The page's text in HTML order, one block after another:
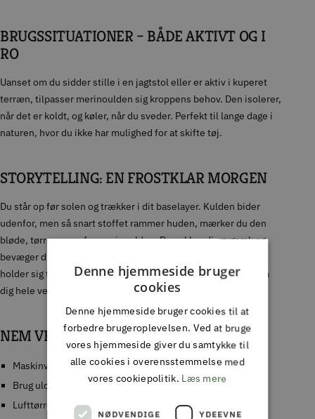
BRUGSSITUATIONER – BÅDE AKTIVT OG I
RO
Uanset om du sidder stille i en jagtstol eller er aktiv i kuperet
terræn, tilpasser merinoulden sig kroppens behov. Den isolerer,
når det er koldt, og køler, når du sveder. Perfekt til lange dage i
naturen, hvor du ikke har mulighed for at skifte tøj.
STORYTELLING: EN FROSTKLAR MORGEN
Du står op før solen og trækker i dit baselayer. Kulden bider
udenfor, men så snart stoffet rammer huden, mærker du den
bløde, tørre varme fra merinoulden. Du pakker din rygsæk og
bevæger dig ud i stilheden. Dagen bliver lang, men kroppen
holder sig tør og temperaturen stabil – baselayeren passer på
dig hele vejen.
NEM VEDLIGEHOLDELSE
Maskinvask ved 30°C på uldprogram
Brug uldvaskemiddel
Lufttørres fladt – undgå tørretumbler
Denne hjemmeside bruger
cookies
Denne hjemmeside bruger cookies til at
forbedre brugeroplevelsen. Ved at bruge
vores hjemmeside giver du samtykke til
alle cookies i overensstemmelse med
vores cookiepolitik. Læs mere
NØDVENDIGE YDEEVNE